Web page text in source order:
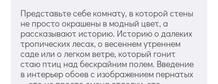
Представьте себе комнату, в которой стены
не просто окрашены в модный цвет, а
рассказывают историю. Историю о далеких
тропических лесах, о весеннем утреннем
саде или о легком ветре, который гонит
стаю птиц над бескрайним полем. Введение
в интерьер обоев с изображением пернатых